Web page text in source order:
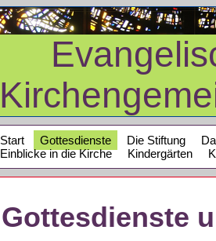
Start Gottesdienste Die Stiftung
Einblicke in die Kirche
Kindergärten
Gottesdienste